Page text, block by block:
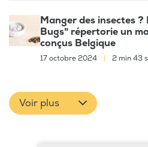
Manger des insectes
Bugs" répertorie un
conçus Belgique
17 octobre 2024 2 min 43
Voir plus